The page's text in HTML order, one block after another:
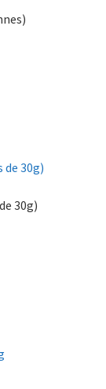
30g)